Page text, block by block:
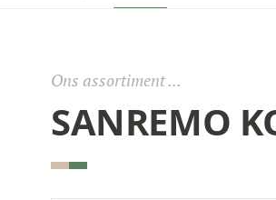
Ons assortiment ...
SANREMO